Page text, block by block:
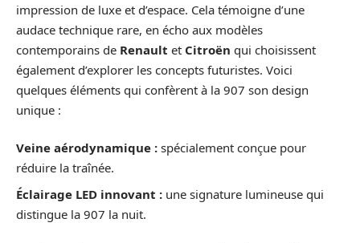
impression de luxe et d’espace. Cela témoigne d’une
audace technique rare, en écho aux modèles
contemporains de Renault et Citroën qui choisissent
également d’explorer les concepts futuristes. Voici
quelques éléments qui confèrent à la 907 son design
unique :
Veine aérodynamique : spécialement conçue pour
réduire la traînée.
Éclairage LED innovant : une signature lumineuse qui
distingue la 907 la nuit.